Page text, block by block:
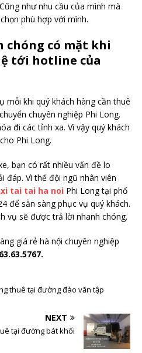
như nhu cầu của mình mà
phù hợp với mình.
chóng có mặt khi
tới hotline của
mỗi khi quý khách hàng cần thuê
chuyên nghiệp Phi Long.
đi các tỉnh xa. Vì vậy quý khách
Phi Long.
bạn có rất nhiều vấn đề lo
đáp. Vì thế đội ngũ nhân viên
tai tai ha noi Phi Long tại phố
để sẵn sàng phục vụ quý khách.
vụ sẽ được trả lời nhanh chóng.
giá rẻ hà nội chuyên nghiệp
thuê tại đường đào văn tập
NEXT
tại đường bát khối